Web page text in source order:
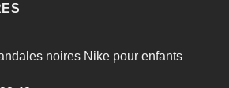
noires Nike pour enfants